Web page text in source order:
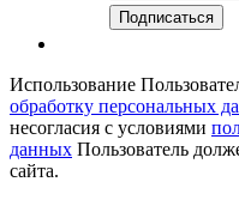
Использование
обработку персональных
несогласия с условиями
данных Пользователь
сайта.